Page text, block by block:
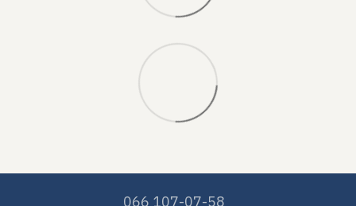
066 107-07-58